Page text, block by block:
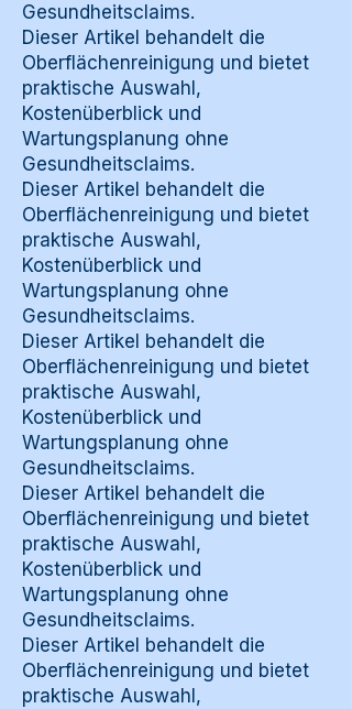
Gesundheitsclaims.
Dieser Artikel behandelt die
Oberflächenreinigung und bietet
praktische Auswahl,
Kostenüberblick und
Wartungsplanung ohne
Gesundheitsclaims.
Dieser Artikel behandelt die
Oberflächenreinigung und bietet
praktische Auswahl,
Kostenüberblick und
Wartungsplanung ohne
Gesundheitsclaims.
Dieser Artikel behandelt die
Oberflächenreinigung und bietet
praktische Auswahl,
Kostenüberblick und
Wartungsplanung ohne
Gesundheitsclaims.
Dieser Artikel behandelt die
Oberflächenreinigung und bietet
praktische Auswahl,
Kostenüberblick und
Wartungsplanung ohne
Gesundheitsclaims.
Dieser Artikel behandelt die
Oberflächenreinigung und bietet
praktische Auswahl,